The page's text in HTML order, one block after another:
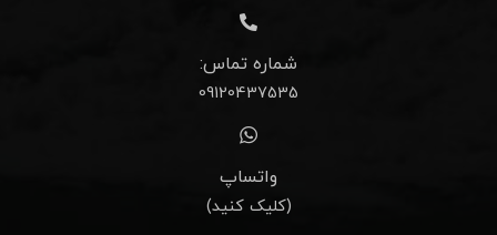
شماره تماس:
09120437535
واتساپ
(کلیک کنید)